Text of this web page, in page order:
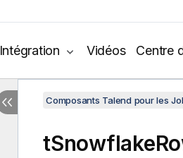
Intégration Vidéos Centre
Composants Talend pour les